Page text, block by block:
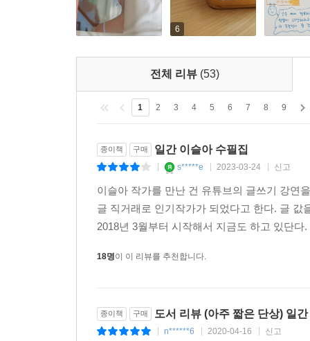
6
전체 리뷰 (53)
1 2 3 4 5 6 7 8 9
종이책 구매 일간 이슬아 수필집
s*****e 2023-03-24 신고
이슬아 작가를 만난 건 유튜브의 글쓰기 강연
글 직거래로 인기작가가 되었다고 한다. 글
2018년 3월부터 시작해서 지금도 하고 있단
18명이 이 리뷰를 추천합니다.
종이책 구매 도서 리뷰 (아주 짧은 단상) 일
n******6 2020-04-16 신고